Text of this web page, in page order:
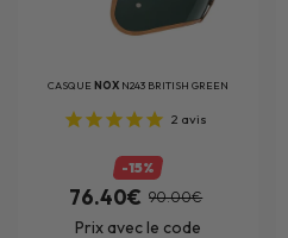
CASQUE NOX N243 BRITISH GREEN
2 avis
-15%
76.40€ 90.00€
Prix avec le code